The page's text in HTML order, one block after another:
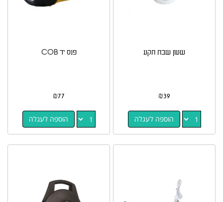
שעון שבת תקע
₪39
הוספה לעגלה
פנס יד COB
₪77
הוספה לעגלה